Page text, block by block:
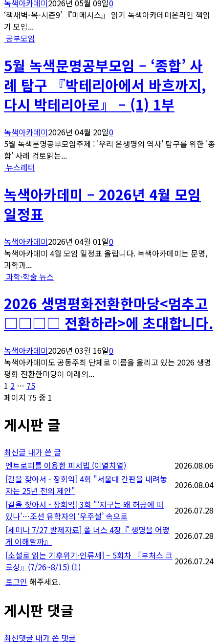
녹색아카데미 2026년 05월 09일0
‘책새벽-목-시즌9’ 『미메시스』 읽기 녹색아카데미온라인 책읽
기 모임...
공부모임
5월 녹색문명공부모임 – ‘종합’ 사
례 탐구 『박테리아에서 바흐까지,
다시 박테리아로』 – (1) 1부
녹색아카데미2026년 04월 20일0
5월 녹색문명공부모임주제 : '우리 온생명의 역사' 탐구를 위한 '종
합' 사례 검토읽는...
뉴스레터
녹색아카데미 – 2026년 4월 모임
일정표
녹색아카데미2026년 04월 01일0
녹색아카데미 4월 모임 일정표 올립니다. 녹색아카데미는 문명,
과학과...
과학·학술 뉴스
2026 생명평화전환한마당<멈추고
□□□□ 전환하라>에 초대합니다.
녹색아카데미2026년 03월 16일0
녹색아카데미도 공동주최 단체로 이름을 올리고 있는 2026 생명
평화 전환한마당이 아래의...
글
페
이
지
매
김
페
이
1 페
이
2 … 페
이
75
페이지 75 중 1
게시판 글
최신글 내가 쓴 글
엔트로피를 이용한 피서법 (이열치열)
2026.08.06
[길을 찾아서 - 장회익] 4회 "서울대 간판을 내려놓
자는 25년 전의 제안"
2026.08.04
[길을 찾아서 - 장회익] 3회 "‘지구는 왜 허공에 떠
있나’…조선 유학자의 ‘우주설’ 속으로
2026.07.28
[세미나 7/27 발제자료] 폴 너스 4장『 생명을 어떻
게 이해할까』
2026.07.28
[소설로 읽는 기후위기·인류세] – 5회차 『부처스 크
로싱』(7/26~8/15) (1)
2026.07.24
로그인 해주세요.
게시판 댓글
최신댓글 내가 쓴 댓글